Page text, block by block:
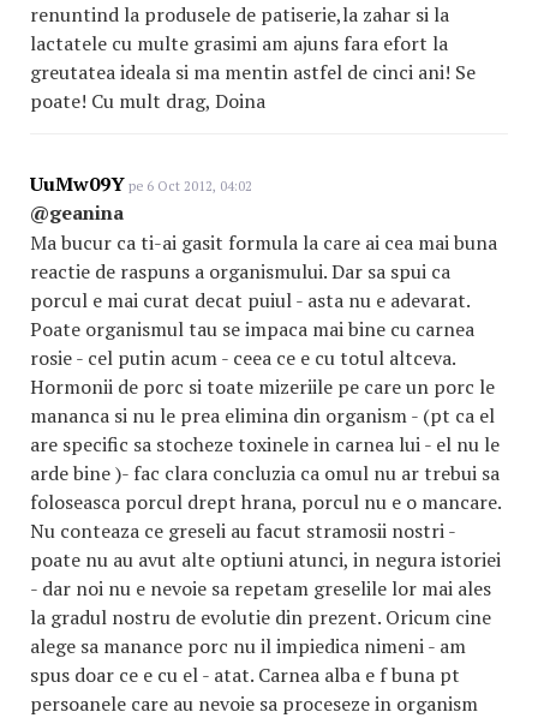
renuntind la produsele de patiserie,la zahar si la
lactatele cu multe grasimi am ajuns fara efort la
greutatea ideala si ma mentin astfel de cinci ani! Se
poate! Cu mult drag, Doina
UuMw09Y pe 6 Oct 2012, 04:02
@geanina
Ma bucur ca ti-ai gasit formula la care ai cea mai buna
reactie de raspuns a organismului. Dar sa spui ca
porcul e mai curat decat puiul - asta nu e adevarat.
Poate organismul tau se impaca mai bine cu carnea
rosie - cel putin acum - ceea ce e cu totul altceva.
Hormonii de porc si toate mizeriile pe care un porc le
mananca si nu le prea elimina din organism - (pt ca el
are specific sa stocheze toxinele in carnea lui - el nu le
arde bine )- fac clara concluzia ca omul nu ar trebui sa
foloseasca porcul drept hrana, porcul nu e o mancare.
Nu conteaza ce greseli au facut stramosii nostri -
poate nu au avut alte optiuni atunci, in negura istoriei
- dar noi nu e nevoie sa repetam greselile lor mai ales
la gradul nostru de evolutie din prezent. Oricum cine
alege sa manance porc nu il impiedica nimeni - am
spus doar ce e cu el - atat. Carnea alba e f buna pt
persoanele care au nevoie sa proceseze in organism